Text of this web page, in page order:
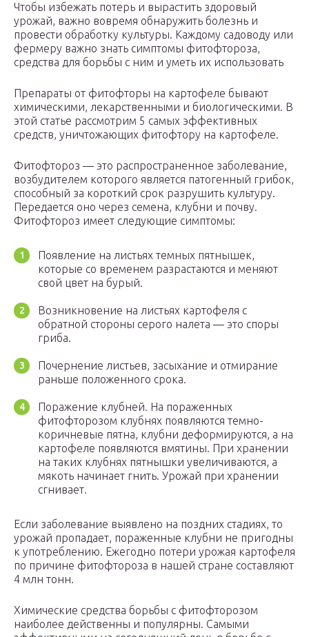
Чтобы избежать потерь и вырастить здоровый
урожай, важно вовремя обнаружить болезнь и
провести обработку культуры. Каждому садоводу или
фермеру важно знать симптомы фитофтороза,
средства для борьбы с ним и уметь их использовать
Препараты от фитофторы на картофеле бывают
химическими, лекарственными и биологическими. В
этой статье рассмотрим 5 самых эффективных
средств, уничтожающих фитофтору на картофеле.
Фитофтороз — это распространенное заболевание,
возбудителем которого является патогенный грибок,
способный за короткий срок разрушить культуру.
Передается оно через семена, клубни и почву.
Фитофтороз имеет следующие симптомы:
Появление на листьях темных пятнышек,
которые со временем разрастаются и меняют
свой цвет на бурый.
Возникновение на листьях картофеля с
обратной стороны серого налета — это споры
гриба.
Почернение листьев, засыхание и отмирание
раньше положенного срока.
Поражение клубней. На пораженных
фитофторозом клубнях появляются темно-
коричневые пятна, клубни деформируются, а на
картофеле появляются вмятины. При хранении
на таких клубнях пятнышки увеличиваются, а
мякоть начинает гнить. Урожай при хранении
сгнивает.
Если заболевание выявлено на поздних стадиях, то
урожай пропадает, пораженные клубни не пригодны
к употреблению. Ежегодно потери урожая картофеля
по причине фитофтороза в нашей стране составляют
4 млн тонн.
Химические средства борьбы с фитофторозом
наиболее действенны и популярны. Самыми